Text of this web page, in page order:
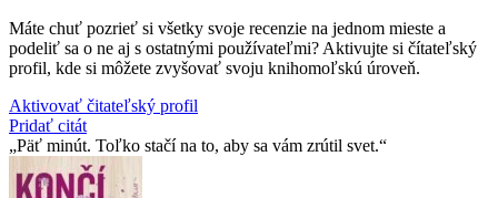
Máte chuť pozrieť si všetky svoje recenzie na jednom mieste a
podeliť sa o ne aj s ostatnými používateľmi? Aktivujte si čítateľský
profil, kde si môžete zvyšovať svoju knihomoľskú úroveň.
Aktivovať čitateľský profil
Pridať citát
Päť minút. Toľko stačí na to, aby sa vám zrútil svet.